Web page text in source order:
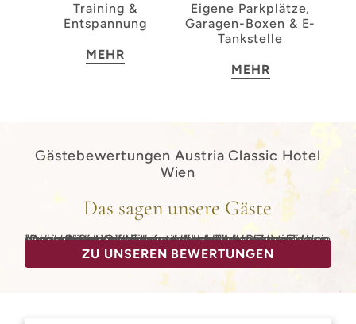
Training &
Entspannung
MEHR
Eigene Parkplätze,
Garagen-Boxen & E-
Tankstelle
MEHR
Gästebewertungen Austria Classic Hotel
Wien
Das sagen unsere Gäste
"Das authentisch-österreichische Ambiente in Verbindung mit ungekünstelter Herzlichkeit, die nachhaltigen Gedanken und Handlungsweisen sowie generell der gepflegte und durchdachte Zustand des gesamten Hotels. Ein gutes Hotel erkennt man daran dass der Gast sich dort zuhause fühlt. Dieses Ziel haben Sie erreicht!"
-Anna, Holidaycheck
ZU UNSEREN BEWERTUNGEN